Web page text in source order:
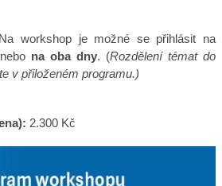
Na workshop je možné se přihlásit na
nebo na oba dny. (Rozdělení témat do
v přiloženém programu.)
2.300 Kč